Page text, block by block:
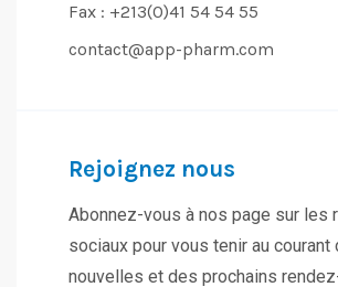
Fax : +213(0)41 54 54 55
contact@app-pharm.com
Rejoignez nous
Abonnez-vous à nos page sur les
sociaux pour vous tenir au courant
nouvelles et des prochains